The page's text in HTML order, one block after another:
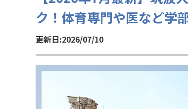
ク！体育専門や医など学
更新日:2026/07/10